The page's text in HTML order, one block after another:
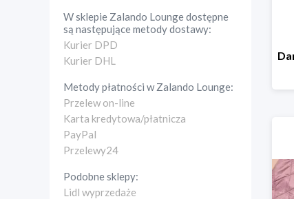
W sklepie Zalando Loungedostępne
są następujące metody dostawy:
Kurier DPD
Kurier DHL
Metody płatności wZalando Lounge:
Przelew on-line
Karta kredytowa/płatnicza
PayPal
Przelewy24
Podobne sklepy:
Lidl wyprzedaże